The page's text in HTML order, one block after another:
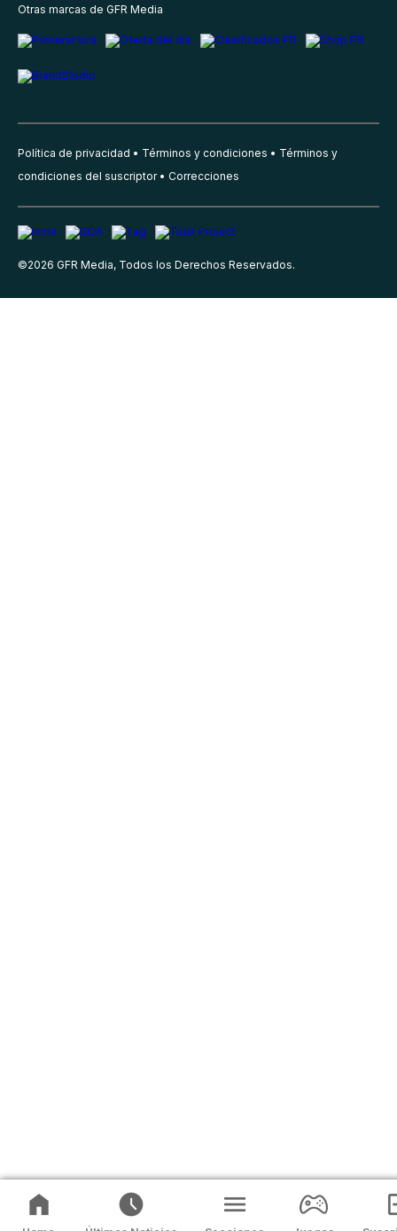
Otras marcas de GFR Media
Política de privacidad Términos y condiciones
Términos y
condiciones del suscriptor
Correcciones
©2026 GFR Media, Todos los Derechos Reservados.